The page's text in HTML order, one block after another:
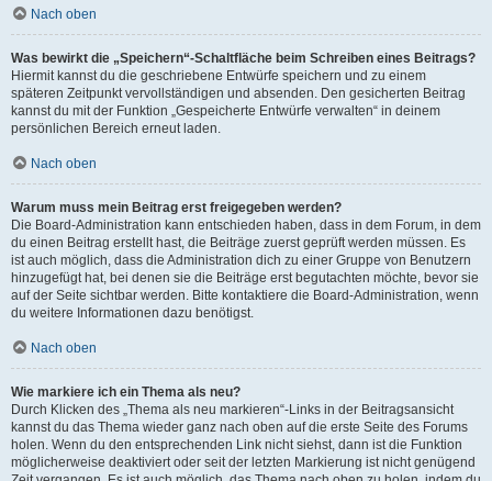
Nach oben
Was bewirkt die „Speichern“-Schaltfläche beim Schreiben eines Beitrags?
Hiermit kannst du die geschriebene Entwürfe speichern und zu einem
späteren Zeitpunkt vervollständigen und absenden. Den gesicherten Beitrag
kannst du mit der Funktion „Gespeicherte Entwürfe verwalten“ in deinem
persönlichen Bereich erneut laden.
Nach oben
Warum muss mein Beitrag erst freigegeben werden?
Die Board-Administration kann entschieden haben, dass in dem Forum, in dem
du einen Beitrag erstellt hast, die Beiträge zuerst geprüft werden müssen. Es
ist auch möglich, dass die Administration dich zu einer Gruppe von Benutzern
hinzugefügt hat, bei denen sie die Beiträge erst begutachten möchte, bevor sie
auf der Seite sichtbar werden. Bitte kontaktiere die Board-Administration, wenn
du weitere Informationen dazu benötigst.
Nach oben
Wie markiere ich ein Thema als neu?
Durch Klicken des „Thema als neu markieren“-Links in der Beitragsansicht
kannst du das Thema wieder ganz nach oben auf die erste Seite des Forums
holen. Wenn du den entsprechenden Link nicht siehst, dann ist die Funktion
möglicherweise deaktiviert oder seit der letzten Markierung ist nicht genügend